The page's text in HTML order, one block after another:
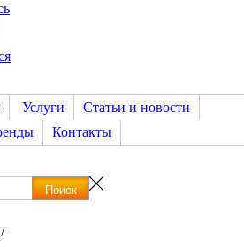
Услуги
Статьи и новости
Контакты
/